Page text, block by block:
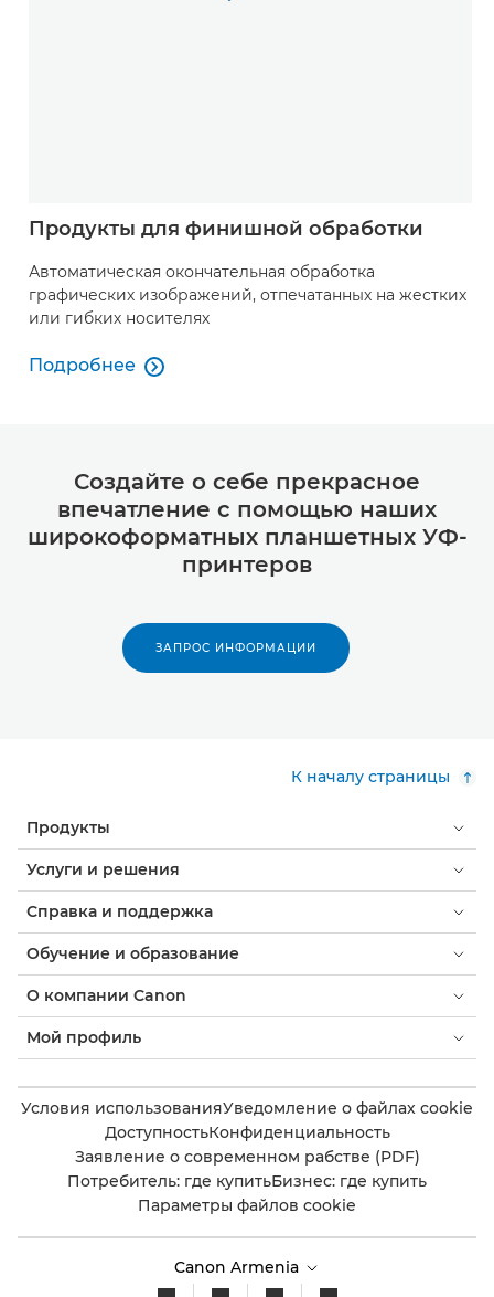
Продукты для финишной обработки
Автоматическая окончательная обработка
графических изображений, отпечатанных на жестких
или гибких носителях
Подробнее
Подробнее

Создайте о себе прекрасное
впечатление с помощью наших
широкоформатных планшетных УФ-
принтеров
ЗАПРОС ИНФОРМАЦИИ
К началу страницы
Продукты
Услуги и решения
Справка и поддержка
Обучение и образование
О компании Canon
Мой профиль
Условия использованияУведомление о файлах cookie
ДоступностьКонфиденциальность
Заявление о современном рабстве (PDF)
Потребитель: где купитьБизнес: где купить
Параметры файлов cookie
Canon Armenia